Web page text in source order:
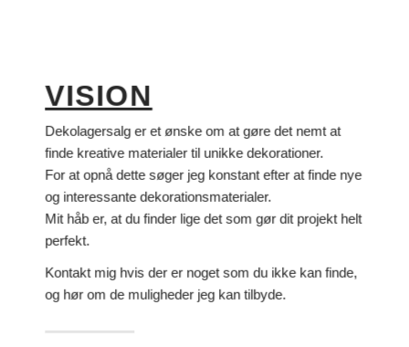
VISION
Dekolagersalg er et ønske om at gøre det nemt at
finde kreative materialer til unikke dekorationer.
For at opnå dette søger jeg konstant efter at finde nye
og interessante dekorationsmaterialer.
Mit håb er, at du finder lige det som gør dit projekt helt
perfekt.
Kontakt mig hvis der er noget som du ikke kan finde,
og hør om de muligheder jeg kan tilbyde.